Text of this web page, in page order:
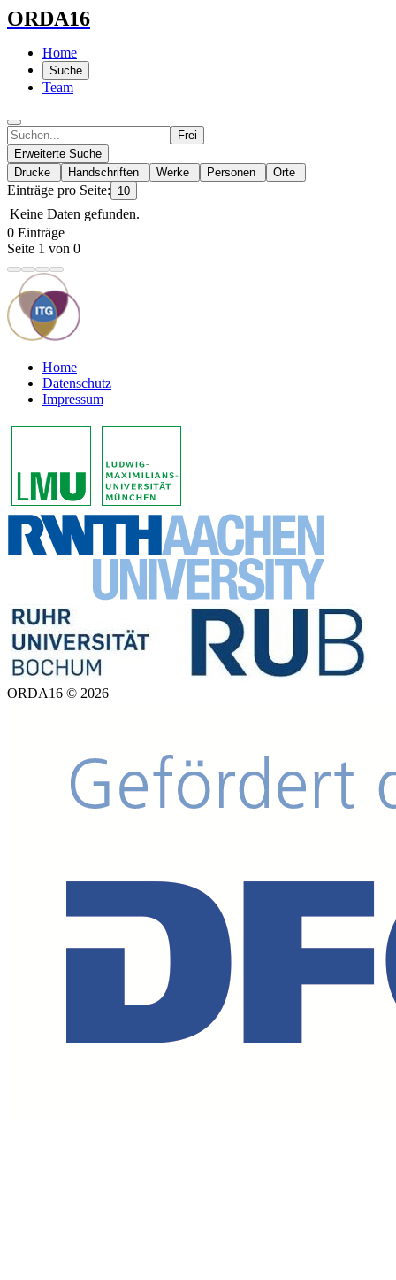
ORDA16
Home
Suche
Team
Frei
Erweiterte Suche
Drucke
Handschriften Werke Personen Orte
Einträge pro Seite: 10
Keine Daten gefunden.
0 Einträge
Seite 1 von 0
Home
Datenschutz
Impressum
ORDA16 © 2026